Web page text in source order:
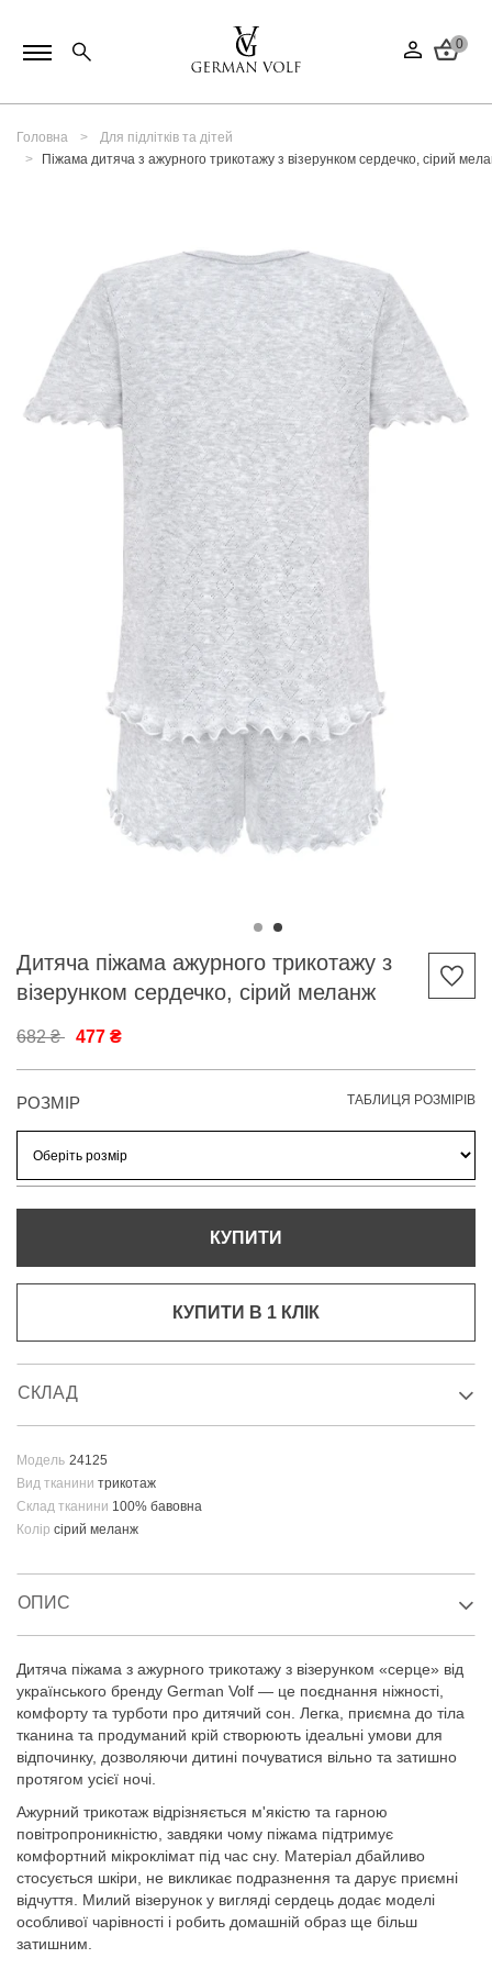
0
Головна
Для підлітків та дітей
Піжама дитяча з ажурного трикотажу з візерунком сердечко, сірий
Дитяча піжама ажурного трикотажу з
візерунком сердечко, сірий меланж
682 ₴ 477 ₴
РОЗМІР ТАБЛИЦЯ РОЗМІРІВ
КУПИТИ
КУПИТИ В 1 КЛIК
СКЛАД
Модель 24125
Вид тканини трикотаж
Склад тканини 100% бавовна
Колір сірий меланж
ОПИС
Дитяча піжама з ажурного трикотажу з візерунком «серце» від
українського бренду German Volf — це поєднання ніжності,
комфорту та турботи про дитячий сон. Легка, приємна до тіла
тканина та продуманий крій створюють ідеальні умови для
відпочинку, дозволяючи дитині почуватися вільно та затишно
протягом усієї ночі.
Ажурний трикотаж відрізняється м'якістю та гарною
повітропроникністю, завдяки чому піжама підтримує
комфортний мікроклімат під час сну. Матеріал дбайливо
стосується шкіри, не викликає подразнення та дарує приємні
відчуття. Милий візерунок у вигляді сердець додає моделі
особливої чарівності і робить домашній образ ще більш
затишним.